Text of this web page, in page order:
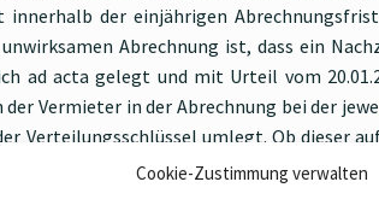
Cookie-Zustimmung verwalten
innerhalb der einjährigen
Abrechnung ist, dass ein
ad acta gelegt und mit Urteil vom
Vermieter in der Abrechnung bei der
Verteilungsschlüssel umlegt. Ob dieser
Wirksamkeit der Abrechnung. Materiell
mehr notwendig sein, außerhalb der